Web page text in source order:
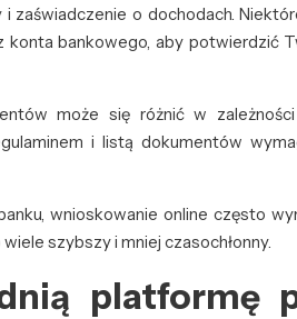
o dochodach.
bankowego, aby potwierdzić
może się różnić w
i listą dokumentów
wnioskowanie online często
szybszy i mniej czasochłonny.
platformę